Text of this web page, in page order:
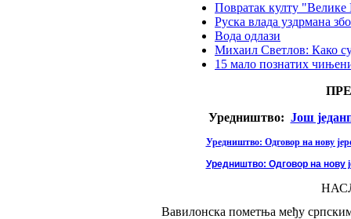
Повратак култу "Велике
Руска влада уздрмана
Вода одлази
Михаил Светлов: Како
15 мало познатих
Уредништво: Још
Уредништво: Одговор на нову
Уредништво: Одговор на нову
Вавилонска пометња међу